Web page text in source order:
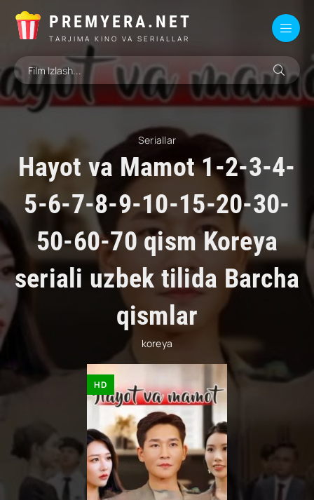
PREMYERA.NET
TARJIMA KINO VA SERIALLAR
Seriallar
Hayot va Mamot 1-2-3-4-
5-6-7-8-9-10-15-20-30-
50-60-70 qism Koreya
seriali uzbek tilida Barcha
qismlar
koreya
HD